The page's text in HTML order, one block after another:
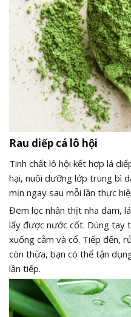
Rau diếp cá lô hội
Tinh chất lô hội kết hợp lá
hại, nuôi dưỡng lớp trung bì
mịn ngay sau mỗi lần thực
Đem lọc nhân thịt nha đam,
lấy được nước cốt. Dùng tay
xuống cằm và cổ. Tiếp đến,
còn thừa, bạn có thể tận
lần tiếp.